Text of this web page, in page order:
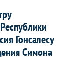
Гонсалесу
Симона